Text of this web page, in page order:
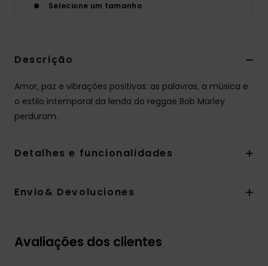
Selecione um tamanho
Descrição
Amor, paz e vibrações positivas: as palavras, a música e
o estilo intemporal da lenda do reggae Bob Marley
perduram.
Detalhes e funcionalidades
Envio& Devoluciones
Avaliações dos clientes